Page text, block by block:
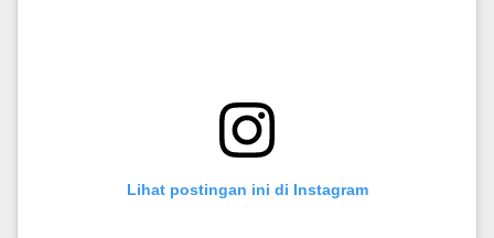
Lihat postingan ini di Instagram